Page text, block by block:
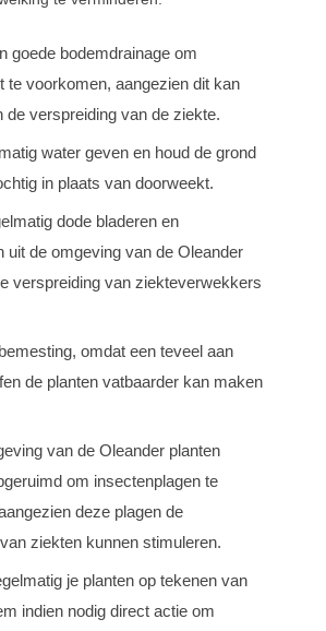
goede bodemdrainage om
te voorkomen, aangezien dit kan
de verspreiding van de ziekte.
water geven en houd de grond
in plaats van doorweekt.
dode bladeren en
uit de omgeving van de Oleander
verspreiding van ziekteverwekkers
omdat een teveel aan
de planten vatbaarder kan maken
van de Oleander planten
om insectenplagen te
deze plagen de
ziekten kunnen stimuleren.
je planten op tekenen van
indien nodig direct actie om